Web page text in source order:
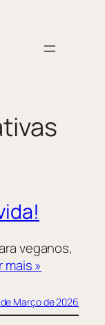
veganos,
mais »
Março de 2026